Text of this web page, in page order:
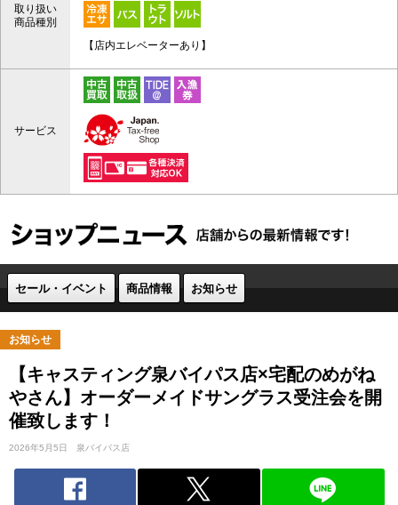
取り扱い
商品種別
【店内エレベーターあり】
サービス
セール・イベント 商品情報 お知らせ
お知らせ
【キャスティング泉バイパス店×宅配のめがね
やさん】オーダーメイドサングラス受注会を開
催致します！
2026年5月5日 泉バイパス店